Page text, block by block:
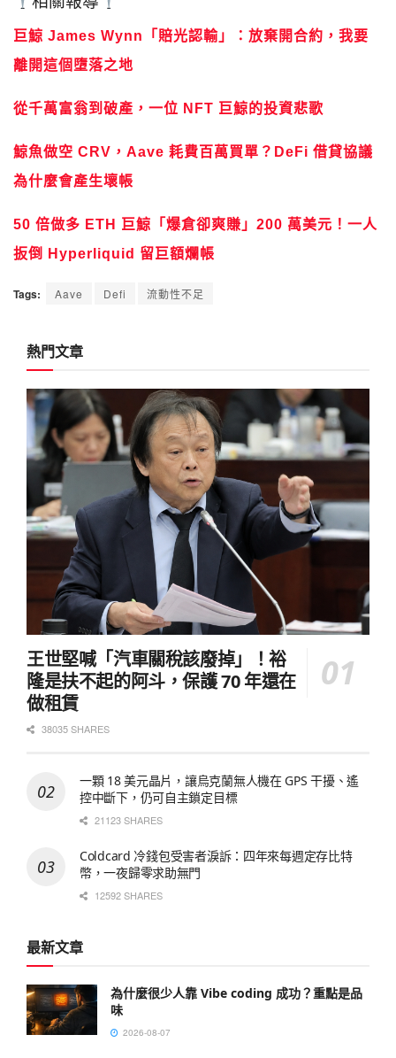
巨鯨 James Wynn「賠光認輸」：放棄開合約，我要
離開這個墮落之地
從千萬富翁到破產，一位 NFT 巨鯨的投資悲歌
鯨魚做空 CRV，Aave 耗費百萬買單？DeFi 借貸協議
為什麼會產生壞帳
50 倍做多 ETH 巨鯨「爆倉卻爽賺」200 萬美元！一人
扳倒 Hyperliquid 留巨額爛帳
Tags: Aave Defi 流動性不足
熱門文章
王世堅喊「汽車關稅該廢掉」！裕
隆是扶不起的阿斗，保護 70 年還在
做租賃
38035 SHARES
一顆 18 美元晶片，讓烏克蘭無人機在 GPS 干擾、遙
控中斷下，仍可自主鎖定目標
21123 SHARES
Coldcard 冷錢包受害者淚訴：四年來每週定存比特
幣，一夜歸零求助無門
12592 SHARES
最新文章
為什麼很少人靠 Vibe coding 成功？重點是品
味
2026-08-07